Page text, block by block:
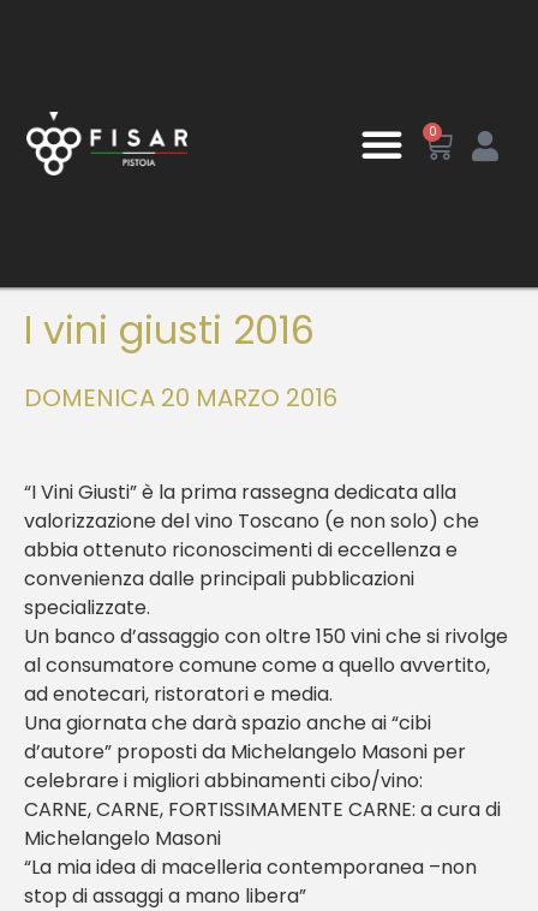
0
I vini giusti 2016
DOMENICA 20 MARZO 2016
“I Vini Giusti” è la prima rassegna dedicata alla
valorizzazione del vino Toscano (e non solo) che
abbia ottenuto riconoscimenti di eccellenza e
convenienza dalle principali pubblicazioni
specializzate.
Un banco d’assaggio con oltre 150 vini che si rivolge
al consumatore comune come a quello avvertito,
ad enotecari, ristoratori e media.
Una giornata che darà spazio anche ai “cibi
d’autore” proposti da Michelangelo Masoni per
celebrare i migliori abbinamenti cibo/vino:
CARNE, CARNE, FORTISSIMAMENTE CARNE: a cura di
Michelangelo Masoni
“La mia idea di macelleria contemporanea –non
stop di assaggi a mano libera”